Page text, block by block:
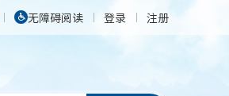
无障碍阅读 登录 注册